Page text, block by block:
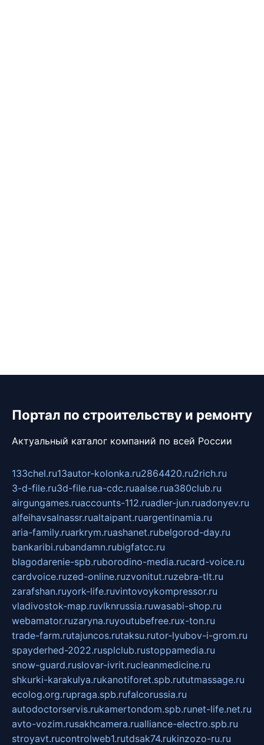
Портал по строительству и ремонту
Актуальный каталог компаний по всей России
133chel.ru13autor-kolonka.ru2864420.ru2rich.ru
3-d-file.ru3d-file.rua-cdc.ruaalse.rua380club.ru
airgungames.ruaccounts-112.ruadler-jun.ruadonyev.ru
alfeihavsalnassr.rualtaipant.ruargentinamia.ru
aria-family.ruarkrym.ruashanet.rubelgorod-day.ru
bankaribi.rubandamn.rubigfatcc.ru
blagodarenie-spb.ruborodino-media.rucard-voice.ru
cardvoice.ruzed-online.ruzvonitut.ruzebra-tlt.ru
zarafshan.ruyork-life.ruvintovoykompressor.ru
vladivostok-map.ruvlknrussia.ruwasabi-shop.ru
webamator.ruzaryna.ruyoutubefree.rux-ton.ru
trade-farm.rutajuncos.rutaksu.rutor-lyubov-i-grom.ru
spayderhed-2022.rusplclub.rustoppamedia.ru
snow-guard.ruslovar-ivrit.rucleanmedicine.ru
shkurki-karakulya.rukanotiforet.spb.rututmassage.ru
ecolog.org.rupraga.spb.rufalcorussia.ru
autodoctorservis.rukamertondom.spb.runet-life.net.ru
avto-vozim.rusakhcamera.rualliance-electro.spb.ru
stroyavt.rucontrolweb1.rutdsak74.rukinzozo-ru.ru